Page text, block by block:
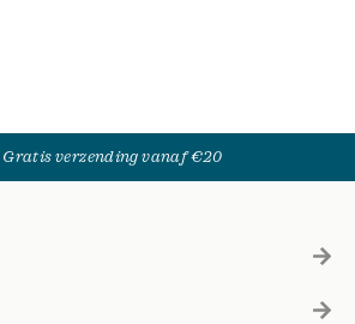
Gratis verzending vanaf €20